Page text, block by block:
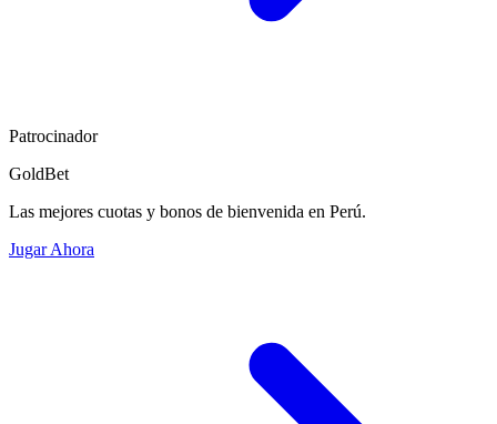
Patrocinador
GoldBet
Las mejores cuotas y bonos de bienvenida en Perú.
Jugar Ahora